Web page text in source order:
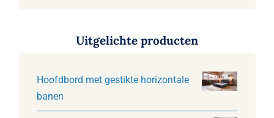
Uitgelichte producten
Hoofdbord met gestikte horizontale
banen